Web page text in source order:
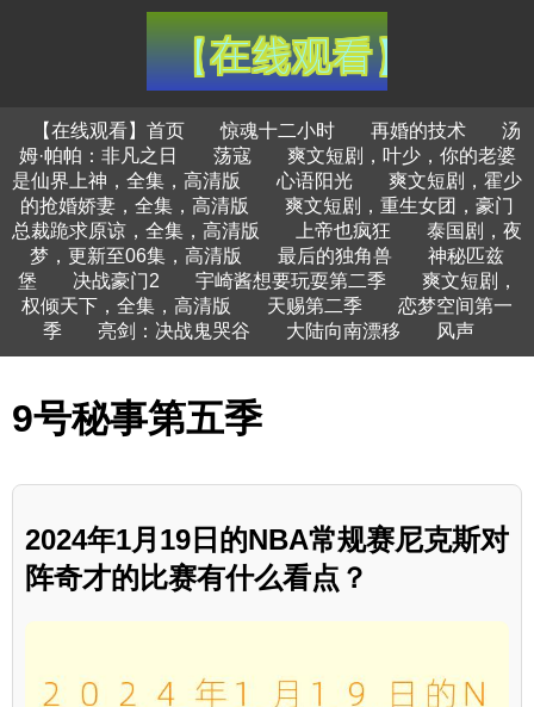
【在线观看】首页 惊魂十二小时 再婚的技术
汤
姆·帕帕：非凡之日
荡寇
爽文短剧，叶少，你的老婆
是仙界上神，全集，高清版
心语阳光
爽文短剧，霍少
的抢婚娇妻，全集，高清版
爽文短剧，重生女团，豪门
总裁跪求原谅，全集，高清版
上帝也疯狂
泰国剧，夜
梦，更新至06集，高清版
最后的独角兽
神秘匹兹
堡
决战豪门2 宇崎酱想要玩耍第二季
爽文短剧，
权倾天下，全集，高清版
天赐第二季
恋梦空间第一
季
亮剑：决战鬼哭谷 大陆向南漂移 风声
9号秘事第五季
2024年1月19日的NBA常规赛尼克斯对
阵奇才的比赛有什么看点？